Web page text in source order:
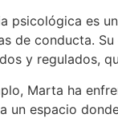
psicológica es
de conducta.
y regulados,
Marta ha
un espacio